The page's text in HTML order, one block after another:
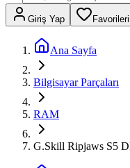
Giriş Yap
Ana Sayfa
Bilgisayar Parçaları
RAM
G.Skill Ripjaws S5